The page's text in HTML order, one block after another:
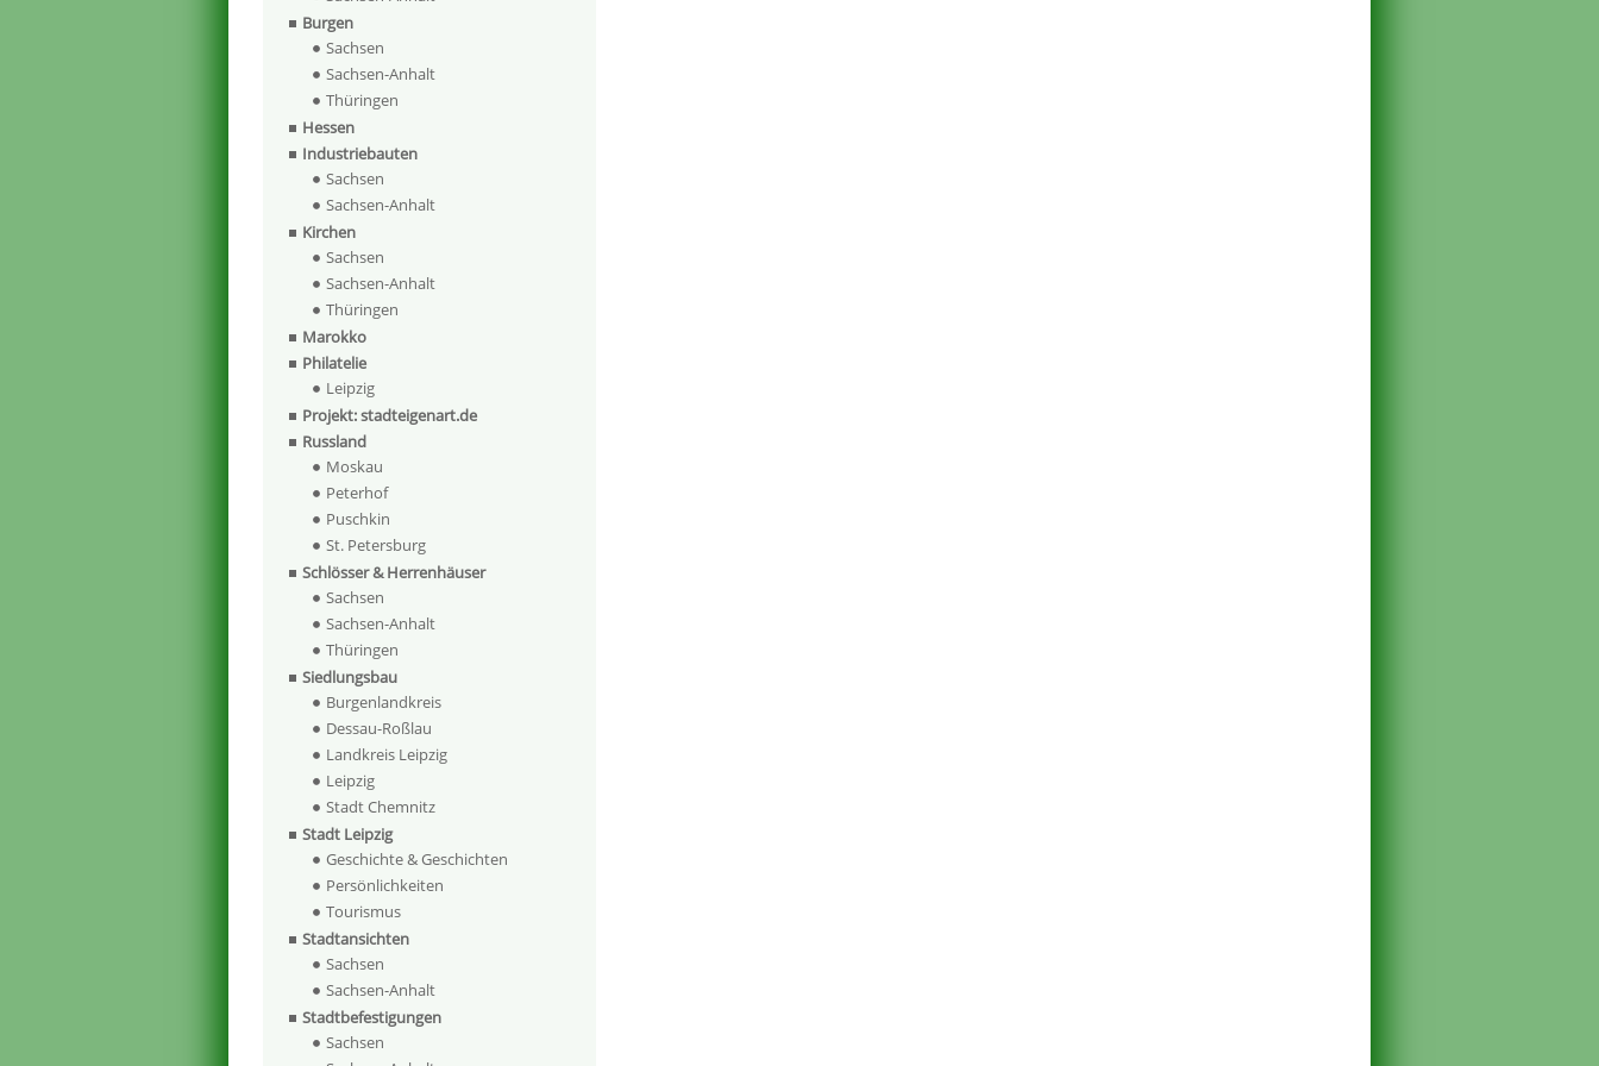
Burgen
Sachsen
Sachsen-Anhalt
Thüringen
Hessen
Industriebauten
Sachsen
Sachsen-Anhalt
Kirchen
Sachsen
Sachsen-Anhalt
Thüringen
Marokko
Philatelie
Leipzig
Projekt: stadteigenart.de
Russland
Moskau
Peterhof
Puschkin
St. Petersburg
Schlösser & Herrenhäuser
Sachsen
Sachsen-Anhalt
Thüringen
Siedlungsbau
Burgenlandkreis
Dessau-Roßlau
Landkreis Leipzig
Leipzig
Stadt Chemnitz
Stadt Leipzig
Geschichte & Geschichten
Persönlichkeiten
Tourismus
Stadtansichten
Sachsen
Sachsen-Anhalt
Stadtbefestigungen
Sachsen